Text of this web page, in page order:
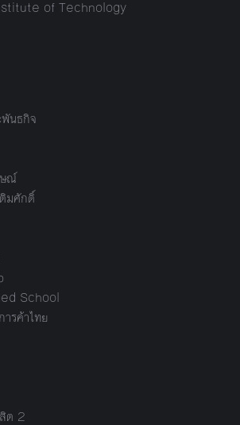
of Technology
นธกิจ
ณ์
มศักดิ์
School
รค้าไทย
ต 2